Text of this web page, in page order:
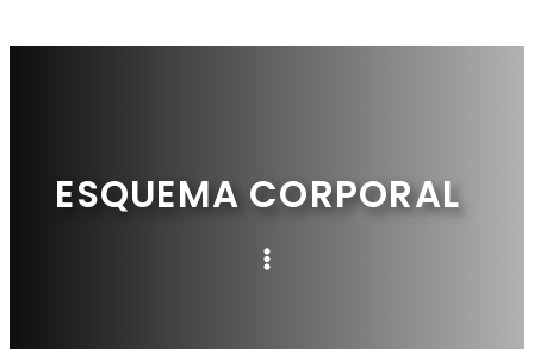
ESQUEMA CORPORAL